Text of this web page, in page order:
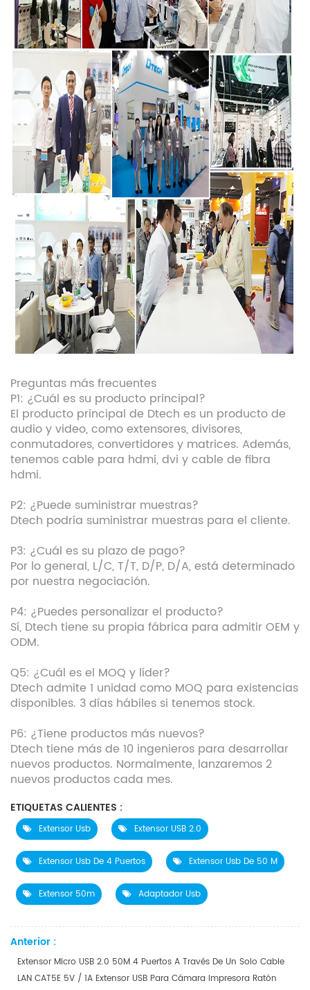
Preguntas más frecuentes
P1: ¿Cuál es su producto principal?
El producto principal de Dtech es un producto de
audio y video, como extensores, divisores,
conmutadores, convertidores y matrices. Además,
tenemos cable para hdmi, dvi y cable de fibra
hdmi.
P2: ¿Puede suministrar muestras?
Dtech podría suministrar muestras para el cliente.
P3: ¿Cuál es su plazo de pago?
Por lo general, L/C, T/T, D/P, D/A, está determinado
por nuestra negociación.
P4: ¿Puedes personalizar el producto?
Sí, Dtech tiene su propia fábrica para admitir OEM y
ODM.
Q5: ¿Cuál es el MOQ y líder?
Dtech admite 1 unidad como MOQ para existencias
disponibles. 3 días hábiles si tenemos stock.
P6: ¿Tiene productos más nuevos?
Dtech tiene más de 10 ingenieros para desarrollar
nuevos productos. Normalmente, lanzaremos 2
nuevos productos cada mes.
ETIQUETAS CALIENTES :
Extensor Usb Extensor USB 2.0
Extensor Usb De 4 Puertos Extensor Usb De 50 M
Extensor 50m Adaptador Usb
Anterior :
Extensor Micro USB 2.0 50M 4 Puertos A Través De Un Solo Cable
LAN CAT5E 5V / 1A Extensor USB Para Cámara Impresora Ratón